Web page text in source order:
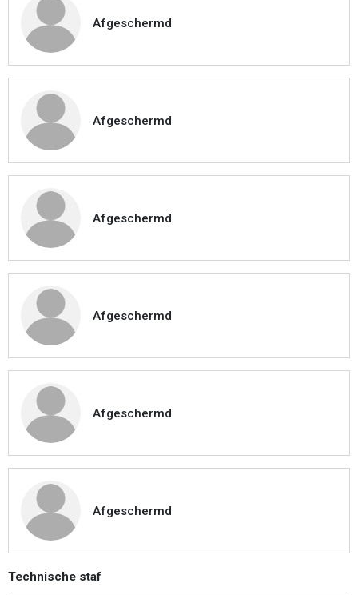
Afgeschermd
Afgeschermd
Afgeschermd
Afgeschermd
Afgeschermd
Afgeschermd
Technische staf